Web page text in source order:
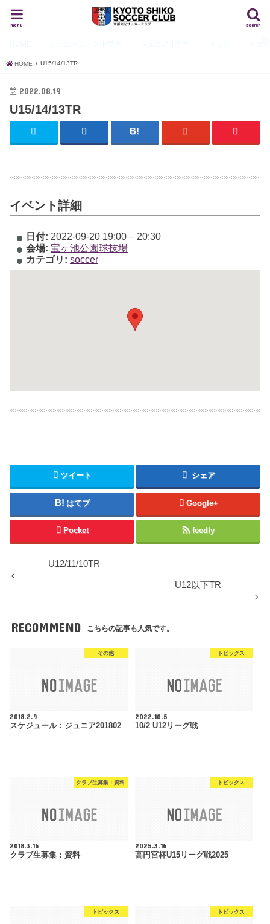
search
menu
HOME U15/14/13TR
2022.08.19
U15/14/13TR
イベント詳細
日付: 2022-09-20 19:00– 20:30
会場: 宝ヶ池公園球技場
カテゴリ: soccer
ツイート シェア
はてブ Google+
Pocket feedly
U12/11/10TR
U12以下TR
RECOMMEND こちらの記事も人気です。
その他
2018.2.9
スケジュール：ジュニア201802
トピックス
2022.10.5
10/2 U12リーグ戦
クラブ生募集：資料
2018.3.16
クラブ生募集：資料
トピックス
2025.3.16
高円宮杯U15リーグ戦2025
トピックス トピックス